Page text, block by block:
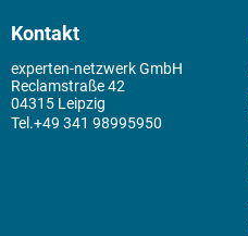
Kontakt
experten-netzwerk GmbH
Reclamstraße 42
04315 Leipzig
+49 341 98995950